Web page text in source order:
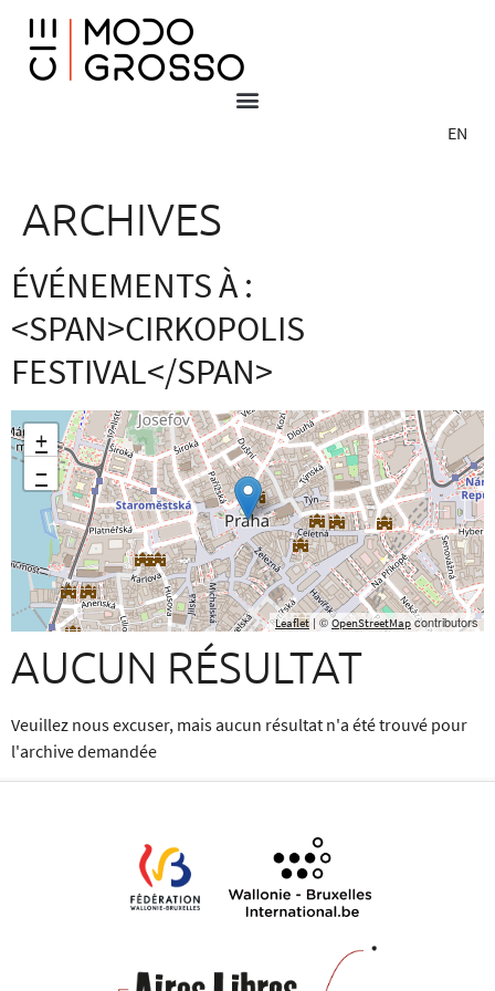
EN
ARCHIVES
ÉVÉNEMENTS À :
<SPAN>CIRKOPOLIS
FESTIVAL</SPAN>
+
−
Leaflet | ©OpenStreetMapcontributors
AUCUN RÉSULTAT
Veuillez nous excuser, mais aucun résultat n'a été trouvé pour
l'archive demandée